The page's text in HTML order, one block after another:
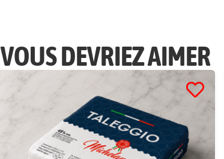
VOUS DEVRIEZ AIMER